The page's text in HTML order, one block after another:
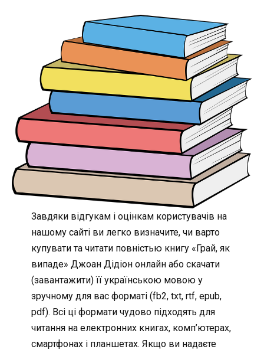
Завдяки відгукам і оцінкам користувачів на
нашому сайті ви легко визначите, чи варто
купувати та читати повністью книгу «Грай, як
випаде» Джоан Дідіон онлайн або скачати
(завантажити) її українською мовою у
зручному для вас форматі (fb2, txt, rtf, epub,
pdf). Всі ці формати чудово підходять для
читання на електронних книгах, комп’ютерах,
смартфонах і планшетах. Якщо ви надаєте